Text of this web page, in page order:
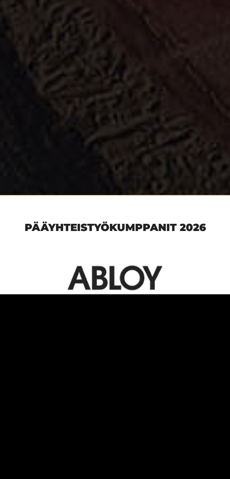
PÄÄYHTEISTYÖKUMPPANIT 2026